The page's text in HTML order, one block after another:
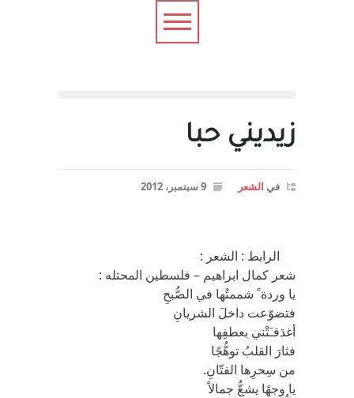
زيديني حبا
في الشعر 9 سبتمبر، 2012
الرابط : الشعر :
شعر كمال ابراهيم – فلسطين المحتله :
يا وردة ً شممتُها في الصُّبحِ
فتضوّعت داخلَ الشريانِ
أغدَقـَتْني بعطفِها
فثارَ القلبُ توهُّجًا
من سِحرِها الفتّانِ.
يا وجهًا يشعُّ جمالاً